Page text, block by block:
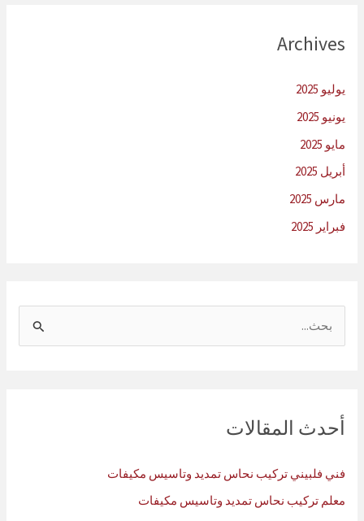
Archives
يوليو 2025
يونيو 2025
مايو 2025
أبريل 2025
مارس 2025
فبراير 2025
ث
عأحدث المقالات
فني فلبيني تركيب نحاس تمديد وتاسيس مكيفات
معلم تركيب نحاس تمديد وتاسيس مكيفات